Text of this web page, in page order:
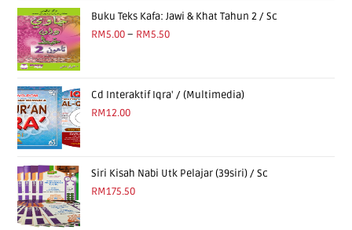
Buku Teks Kafa: Jawi & Khat Tahun 2 / Sc
RM5.00 – RM5.50
Cd Interaktif Iqra' / (Multimedia)
RM12.00
Siri Kisah Nabi Utk Pelajar (39siri) / Sc
RM175.50